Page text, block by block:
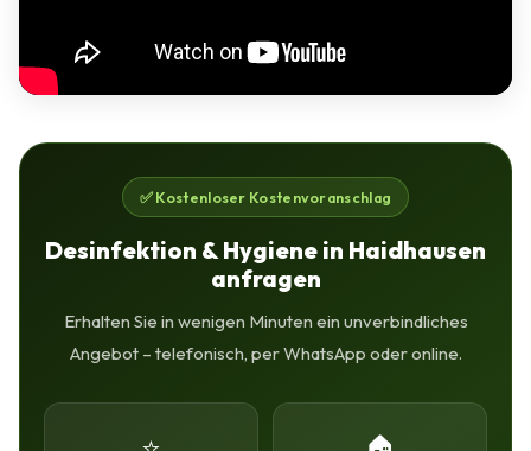
✅ Kostenloser Kostenvoranschlag
Desinfektion & Hygiene in Haidhausen
anfragen
Erhalten Sie in wenigen Minuten ein unverbindliches
Angebot – telefonisch, per WhatsApp oder online.